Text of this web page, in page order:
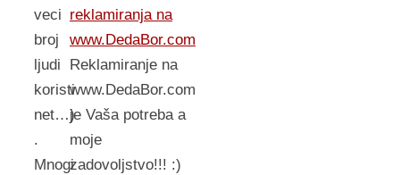
veci
broj
ljudi
koristi
net…)
.
Mnogi
reklamiranja na
www.DedaBor.com
Reklamiranje na
www.DedaBor.com
je Vaša potreba a
moje
zadovoljstvo!!! :)